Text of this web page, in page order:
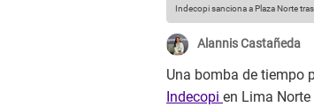
Indecopi sanciona a Plaza Norte
Alannis Castañeda
Una bomba de tiempo
Indecopi en Lima